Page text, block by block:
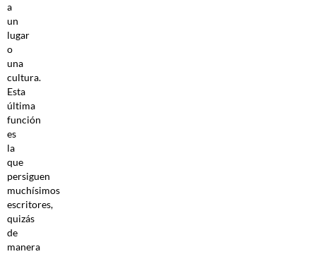
a
un
lugar
o
una
cultura.
Esta
última
función
es
la
que
persiguen
muchísimos
escritores,
quizás
de
manera